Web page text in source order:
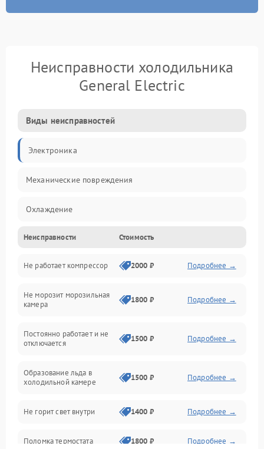
Неисправности холодильника
General Electric
Виды неисправностей
Электроника
Механические повреждения
Охлаждение
Механика
Электропитание
Дренаж
Неисправности Стоимость
Не работает компрессор 2000 ₽ Подробнее →
Не морозит морозильная
камера
1800 ₽ Подробнее →
Постоянно работает и не
отключается
1500 ₽ Подробнее →
Образование льда в
холодильной камере
1500 ₽ Подробнее →
Не горит свет внутри 1400 ₽ Подробнее →
Поломка термостата 1800 ₽ Подробнее →